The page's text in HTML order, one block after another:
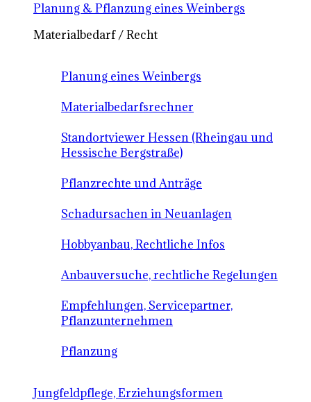
Planung & Pflanzung eines Weinbergs
Materialbedarf / Recht
Planung eines Weinbergs
Materialbedarfsrechner
Standortviewer Hessen (Rheingau und
Hessische Bergstraße)
Pflanzrechte und Anträge
Schadursachen in Neuanlagen
Hobbyanbau, Rechtliche Infos
Anbauversuche, rechtliche Regelungen
Empfehlungen, Servicepartner,
Pflanzunternehmen
Pflanzung
Jungfeldpflege, Erziehungsformen